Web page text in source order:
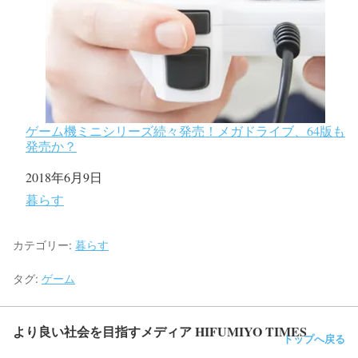
ゲーム機ミニシリーズ続々発売！メガドライブ、64版も
発売か？
日付
2018年6月9日
関連理由
暮らす
カテゴリー: 暮らす
タグ: ゲーム
より良い社会を目指すメディア HIFUMIYO TIMESトップへ戻る